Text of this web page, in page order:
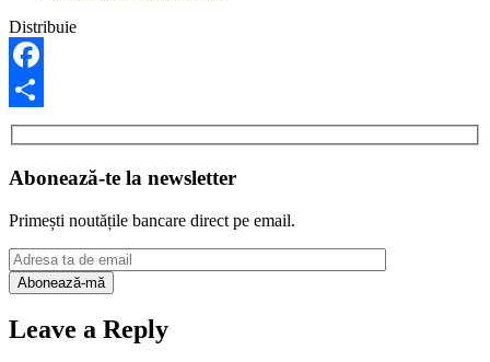
Distribuie
Facebook
Share
Abonează-te la newsletter
Primești noutățile bancare direct pe email.
Leave a Reply